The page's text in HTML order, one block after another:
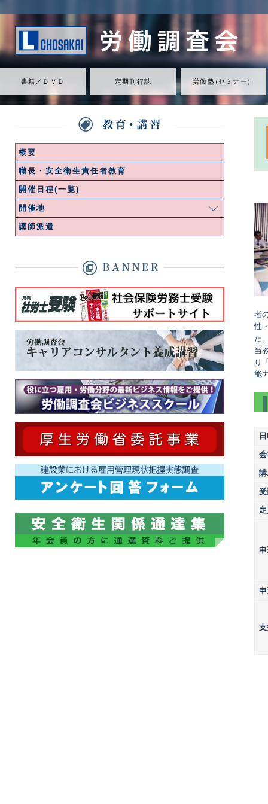
書籍／ＤＶＤ 定期刊行誌 労働塾（セミナ ー ）
者
性
た
当
り
能
概要
職⻑・安全衛生責任者教育
開催日程(一覧)
開催地
講師派遣